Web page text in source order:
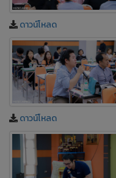
ดาวน์โหลด
ดาวน์โหลด